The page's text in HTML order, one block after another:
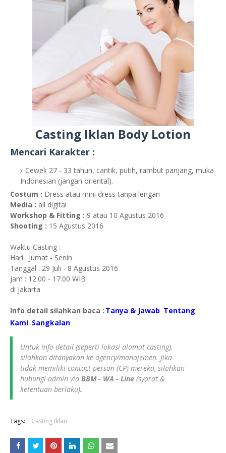
Casting Iklan Body Lotion
Mencari Karakter :
Cewek 27 - 33 tahun, cantik, putih, rambut panjang, muka
Indonesian (jangan oriental).
Costum : Dress atau mini dress tanpa lengan
Media : all digital
Workshop & Fitting : 9 atau 10 Agustus 2016
Shooting : 15 Agustus 2016
Waktu Casting :
Hari : Jumat - Senin
Tanggal : 29 Juli - 8 Agustus 2016
Jam : 12.00 - 17.00 WIB
di Jakarta
Info detail silahkan baca : Tanya & Jawab - Tentang
Kami - Sangkalan
Untuk Info detail (seperti lokasi alamat casting),
silahkan ditanyakan ke agency/manajemen. Jika
tidak memiliki contact person (CP) mereka, silahkan
hubungi admin via BBM - WA - Line (syarat &
ketentuan berlaku).
Tags: Casting Iklan